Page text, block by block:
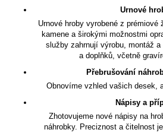
Urnové
Urnové hroby vyrobené z
kamene a širokými možnostmi
služby zahrnují výrobu, montáž
a doplňků, včetně
Přebrušování
Obnovíme vzhled vašich desek,
Nápisy a
Zhotovujeme nové nápisy na
náhrobky. Preciznost a čitelnost